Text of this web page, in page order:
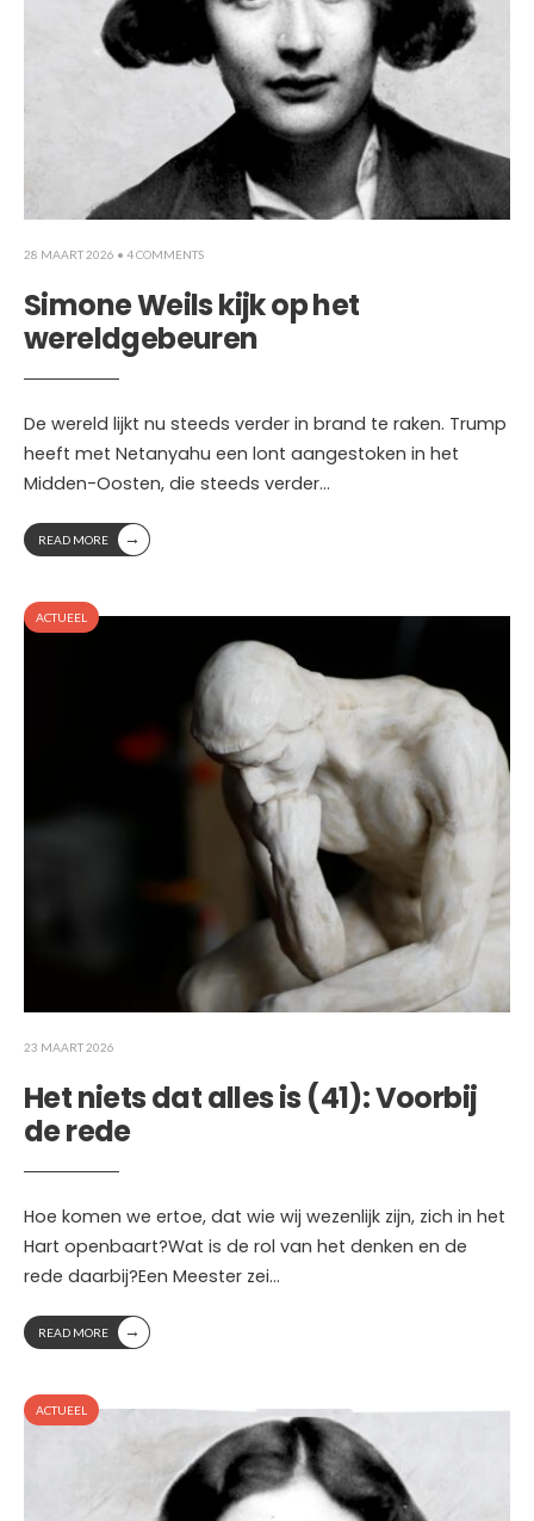
28 MAART 2026 • 4 COMMENTS
Simone Weils kijk op het
wereldgebeuren
De wereld lijkt nu steeds verder in brand te raken. Trump
heeft met Netanyahu een lont aangestoken in het
Midden-Oosten, die steeds verder...
READ MORE →
ACTUEEL
23 MAART 2026
Het niets dat alles is (41): Voorbij
de rede
Hoe komen we ertoe, dat wie wij wezenlijk zijn, zich in het
Hart openbaart?Wat is de rol van het denken en de
rede daarbij?Een Meester zei...
READ MORE →
ACTUEEL